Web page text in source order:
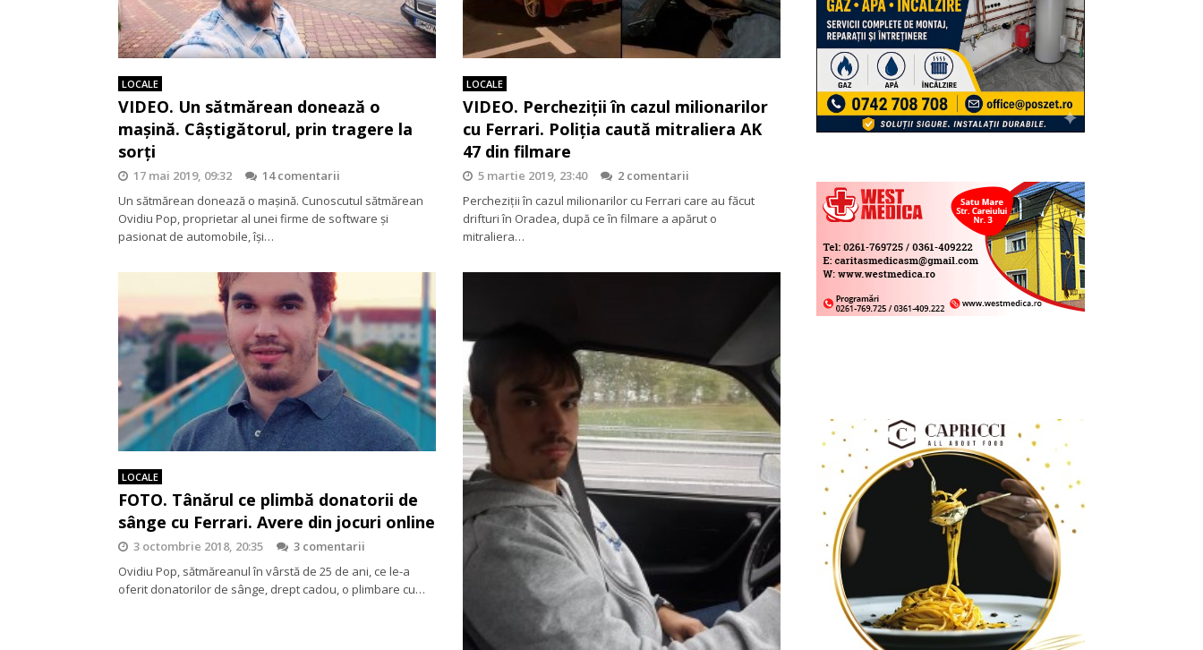
LOCALE
VIDEO. Un sătmărean donează o
maşină. Câştigătorul, prin tragere la
sorţi
17 mai 2019, 09:32
14 comentarii
Un sătmărean donează o maşină. Cunoscutul sătmărean
Ovidiu Pop, proprietar al unei firme de software şi
pasionat de automobile, îşi…
LOCALE
VIDEO. Percheziții în cazul milionarilor
cu Ferrari. Poliția caută mitraliera AK
47 din filmare
5 martie 2019, 23:40
2 comentarii
Percheziții în cazul milionarilor cu Ferrari care au făcut
drifturi în Oradea, după ce în filmare a apărut o
mitraliera…
LOCALE
FOTO. Tânărul ce plimbă donatorii de
sânge cu Ferrari. Avere din jocuri online
3 octombrie 2018, 20:35
3 comentarii
Ovidiu Pop, sătmăreanul în vârstă de 25 de ani, ce le-a
oferit donatorilor de sânge, drept cadou, o plimbare cu…